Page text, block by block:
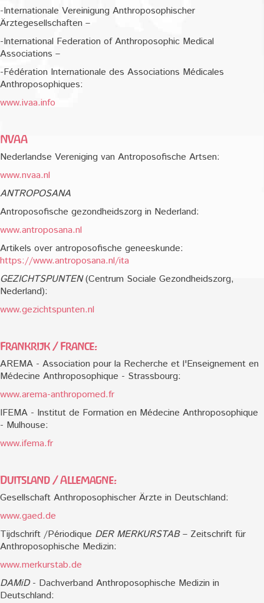
-Internationale Vereinigung Anthroposophischer
Ärztegesellschaften –
-International Federation of Anthroposophic Medical
Associations –
-Fédération Internationale des Associations Médicales
Anthroposophiques:
www.ivaa.info
NVAA
Nederlandse Vereniging van Antroposofische Artsen:
www.nvaa.nl
ANTROPOSANA
Antroposofische gezondheidszorg in Nederland:
www.antroposana.nl
Artikels over antroposofische geneeskunde:
https://www.antroposana.nl/ita
GEZICHTSPUNTEN(Centrum Sociale Gezondheidszorg,
Nederland):
www.gezichtspunten.nl
Frankrijk / France:
AREMA - Association pour la Recherche et l'Enseignement en
Médecine Anthroposophique - Strassbourg:
www.arema-anthropomed.fr
IFEMA - Institut de Formation en Médecine Anthroposophique
- Mulhouse:
www.ifema.fr
Duitsland / Allemagne:
Gesellschaft Anthroposophischer Ärzte in Deutschland:
www.gaed.de
Tijdschrift /Périodique DER MERKURSTAB– Zeitschrift für
Anthroposophische Medizin:
www.merkurstab.de
DAMiD- Dachverband Anthroposophische Medizin in
Deutschland: